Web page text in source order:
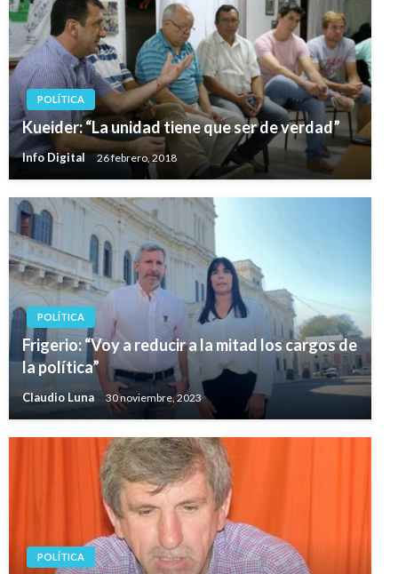
POLÍTICA
Kueider: “La unidad tiene que ser de verdad”
Info Digital 26 febrero, 2018
POLÍTICA
Frigerio: “Voy a reducir a la mitad los cargos de
la política”
Claudio Luna 30 noviembre, 2023
POLÍTICA